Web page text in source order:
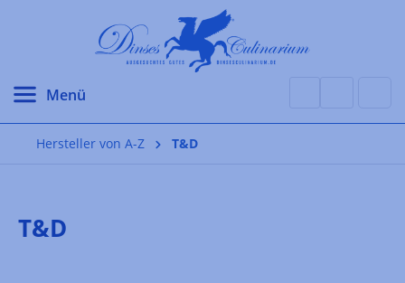
Hersteller von A-Z T&D
T&D